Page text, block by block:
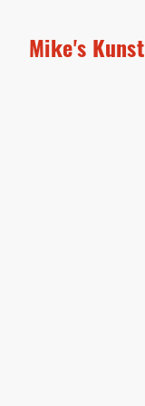
Mike's Kunst